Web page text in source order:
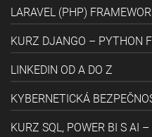
LARAVEL (PHP)
KURZ DJANGO – PYTHON
LINKEDIN OD A DO Z
KYBERNETICKÁ
KURZ SQL, POWER BI S AI